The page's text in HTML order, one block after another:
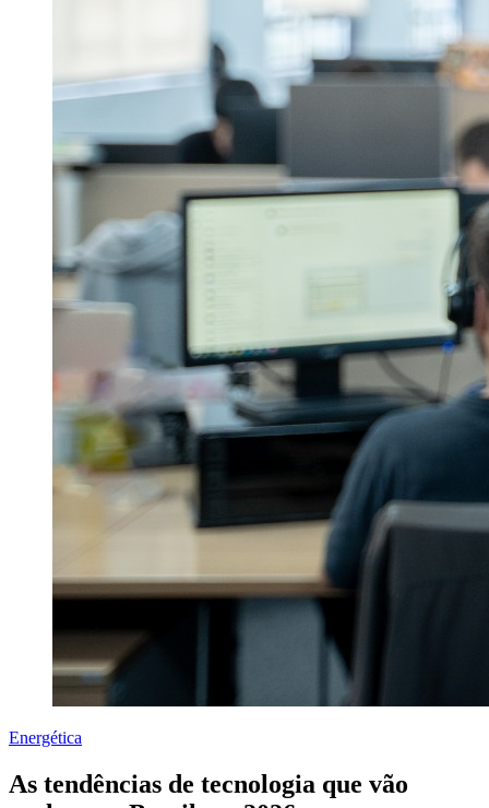
Energética
As tendências de tecnologia que vão